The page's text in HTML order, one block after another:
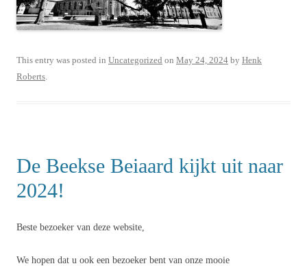
This entry was posted in Uncategorized on May 24, 2024 by Henk
Roberts
De Beekse Beiaard kijkt uit naar
2024!
Beste bezoeker van deze website,
We hopen dat u ook een bezoeker bent van onze mooie